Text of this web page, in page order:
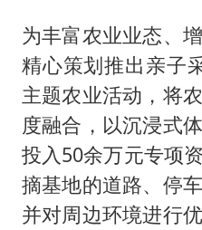
为丰富农业业态、
精心策划推出亲子
主题农业活动，将
度融合，以沉浸式
投入50余万元专项
摘基地的道路、停
并对周边环境进行